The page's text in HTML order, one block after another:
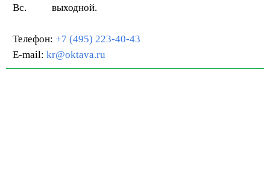
Вс.
выходной.
Телефон: +7 (495) 223-40-43
E-mail: kr@oktava.ru